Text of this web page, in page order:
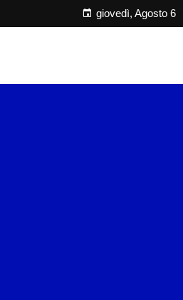
giovedì, Agosto 6